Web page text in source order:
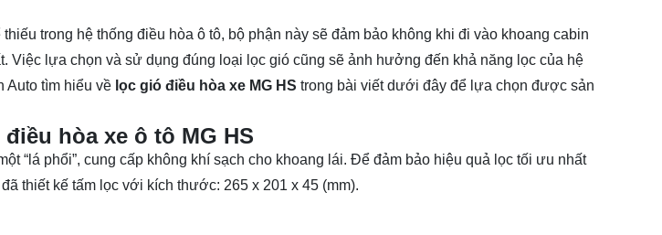
trong hệ thống điều hòa ô tô, bộ phận này sẽ đảm bảo không khi đi vào khoang cabin
Việc lựa chọn và sử dụng đúng loại lọc gió cũng sẽ ảnh hưởng đến khả năng lọc của hệ
Auto tìm hiểu về lọc gió điều hòa xe MG HS trong bài viết dưới đây để lựa chọn được sản
hòa xe ô tô MG HS
“lá phổi”, cung cấp không khí sạch cho khoang lái. Để đảm bảo hiệu quả lọc tối ưu nhất
thiết kế tấm lọc với kích thước: 265 x 201 x 45 (mm).